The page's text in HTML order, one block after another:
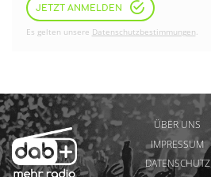
JETZT ANMELDEN
Es gelten unsere Datenschutzbestimmungen
ÜBER UNS
IMPRESSUM
DATENSCHUTZ